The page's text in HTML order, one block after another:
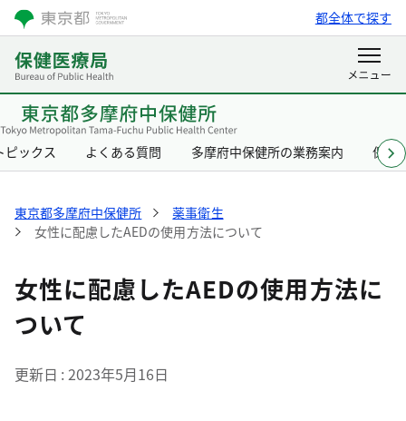
都全体で探す
ピックス よくある質問 多摩府中保健所の業務案内 保健
東京都多摩府中保健所
薬事衛生
女性に配慮したAEDの使用方法について
女性に配慮したAEDの使用方法に
ついて
更新日 2023年5月16日